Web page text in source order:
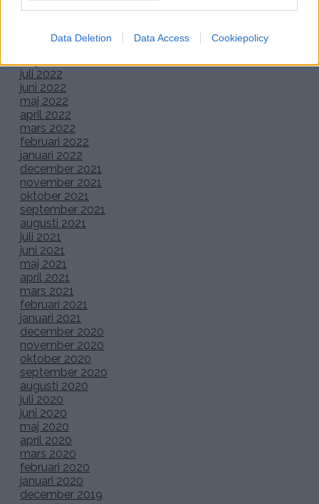
Data Deletion Data Access Cookiepolicy
oktober 2022
juli 2022
juni 2022
maj 2022
april 2022
mars 2022
februari 2022
januari 2022
december 2021
november 2021
oktober 2021
september 2021
augusti 2021
juli 2021
juni 2021
maj 2021
april 2021
mars 2021
februari 2021
januari 2021
december 2020
november 2020
oktober 2020
september 2020
augusti 2020
juli 2020
juni 2020
maj 2020
april 2020
mars 2020
februari 2020
januari 2020
december 2019